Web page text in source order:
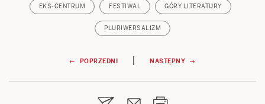
EKS-CENTRUM FESTIWAL GÓRY LITERATURY
PLURIWERSALIZM
Nawigacja
wpisu
← POPRZEDNI | NASTĘPNY →